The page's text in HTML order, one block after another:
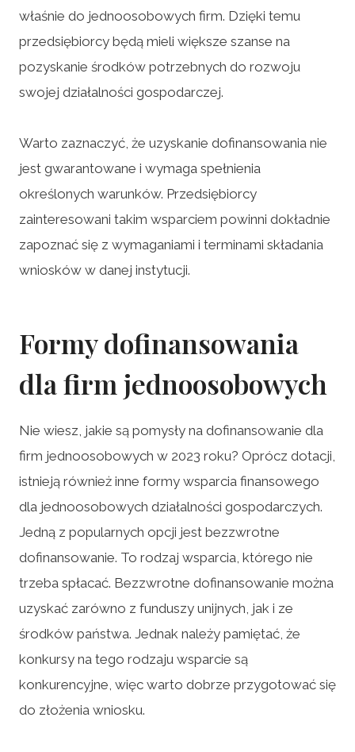
właśnie do jednoosobowych firm. Dzięki temu
przedsiębiorcy będą mieli większe szanse na
pozyskanie środków potrzebnych do rozwoju
swojej działalności gospodarczej.
Warto zaznaczyć, że uzyskanie dofinansowania nie
jest gwarantowane i wymaga spełnienia
określonych warunków. Przedsiębiorcy
zainteresowani takim wsparciem powinni dokładnie
zapoznać się z wymaganiami i terminami składania
wniosków w danej instytucji.
Formy dofinansowania
dla firm jednoosobowych
Nie wiesz, jakie są pomysły na dofinansowanie dla
firm jednoosobowych w 2023 roku? Oprócz dotacji,
istnieją również inne formy wsparcia finansowego
dla jednoosobowych działalności gospodarczych.
Jedną z popularnych opcji jest bezzwrotne
dofinansowanie. To rodzaj wsparcia, którego nie
trzeba spłacać. Bezzwrotne dofinansowanie można
uzyskać zarówno z funduszy unijnych, jak i ze
środków państwa. Jednak należy pamiętać, że
konkursy na tego rodzaju wsparcie są
konkurencyjne, więc warto dobrze przygotować się
do złożenia wniosku.